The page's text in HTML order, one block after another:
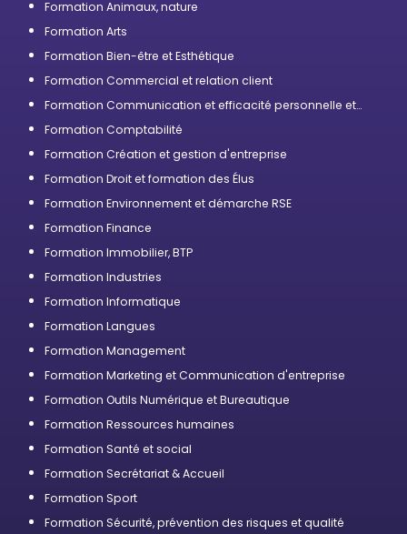
Formation Animaux, nature
Formation Arts
Formation Bien-être et Esthétique
Formation Commercial et relation client
Formation Communication et efficacité personnelle et
Formation Comptabilité
Formation Création et gestion d'entreprise
Formation Droit et formation des Élus
Formation Environnement et démarche RSE
Formation Finance
Formation Immobilier, BTP
Formation Industries
Formation Informatique
Formation Langues
Formation Management
Formation Marketing et Communication d'entreprise
Formation Outils Numérique et Bureautique
Formation Ressources humaines
Formation Santé et social
Formation Secrétariat & Accueil
Formation Sport
Formation Sécurité, prévention des risques et qualité